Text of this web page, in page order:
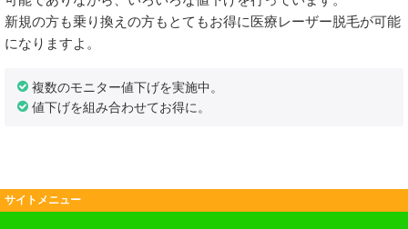
新規の方も乗り換えの方もとてもお得に医療レーザー脱毛が可能
になりますよ。
複数のモニター値下げを実施中。
値下げを組み合わせてお得に。
サイトメニュー